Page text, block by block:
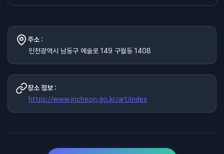
주소 :
인천광역시 남동구 예술로 149 구월동 1408
장소 정보 :
https://www.incheon.go.kr/art/index